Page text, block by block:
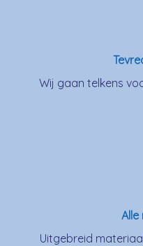
Wij gaan telkens
Uitgebreid